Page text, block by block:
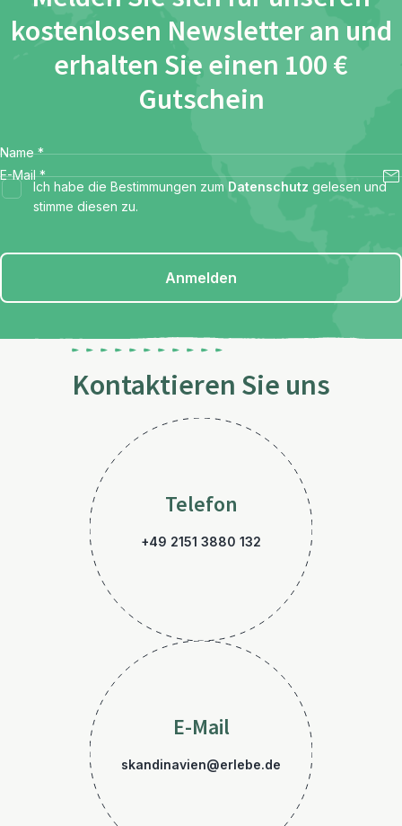
kostenlosen Newsletter an und
erhalten Sie einen 100 €
Gutschein
Name *
E-Mail *
Ich habe die Bestimmungen zum Datenschutz gelesen und
stimme diesen zu.
Anmelden
Kontaktieren Sie uns
Telefon
+49 2151 3880 132
E-Mail
skandinavien@erlebe.de